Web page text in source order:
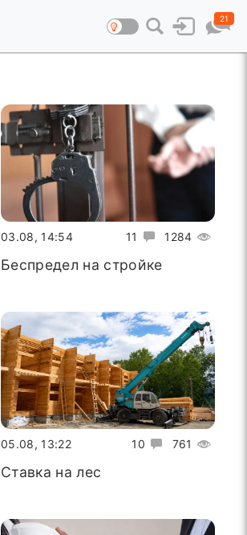
21
11 1284
03.08, 14:54
Беспредел на стройке
10 761
05.08, 13:22
Ставка на лес